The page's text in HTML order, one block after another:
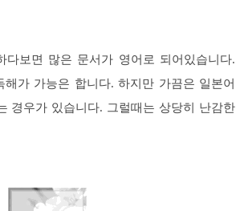
다보면 많은 문서가 영어로 되어있습니다.
가 가능은 합니다. 하지만 가끔은 일본어
경우가 있습니다. 그럴때는 상당히 난감한